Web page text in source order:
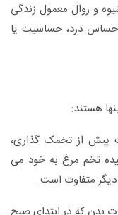
و روال معمول زندگی
درد، حساسیت یا
هستند:
پیش از تخمک گذاری،
تخم مرغ به خود می
دیگر متفاوت است.